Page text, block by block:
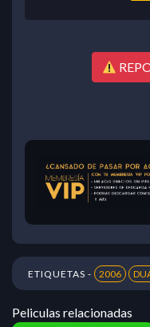
ETIQUETAS - 2006
Peliculas relacionadas